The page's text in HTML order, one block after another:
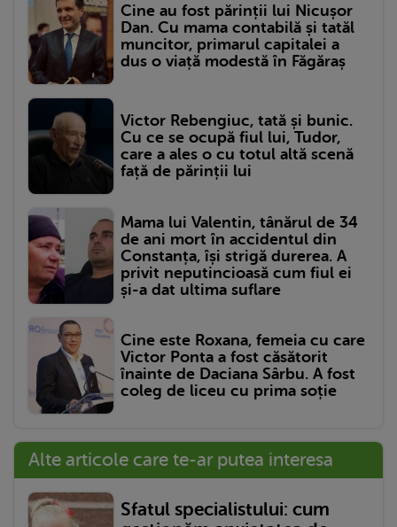
Cine au fost părinții lui Nicușor
Dan. Cu mama contabilă și tatăl
muncitor, primarul capitalei a
dus o viață modestă în Făgăraș
Victor Rebengiuc, tată și bunic.
Cu ce se ocupă fiul lui, Tudor,
care a ales o cu totul altă scenă
față de părinții lui
Mama lui Valentin, tânărul de 34
de ani mort în accidentul din
Constanța, își strigă durerea. A
privit neputincioasă cum fiul ei
și-a dat ultima suflare
Cine este Roxana, femeia cu care
Victor Ponta a fost căsătorit
înainte de Daciana Sârbu. A fost
coleg de liceu cu prima soție
Alte articole care te-ar putea interesa
Sfatul specialistului: cum